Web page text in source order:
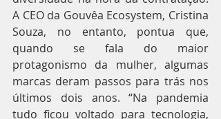
A CEO da Gouvêa Ecosystem, Cristina
Souza, no entanto, pontua que,
quando se fala do maior
protagonismo da mulher, algumas
marcas deram passos para trás nos
últimos dois anos. “Na pandemia
tudo ficou voltado para tecnologia,